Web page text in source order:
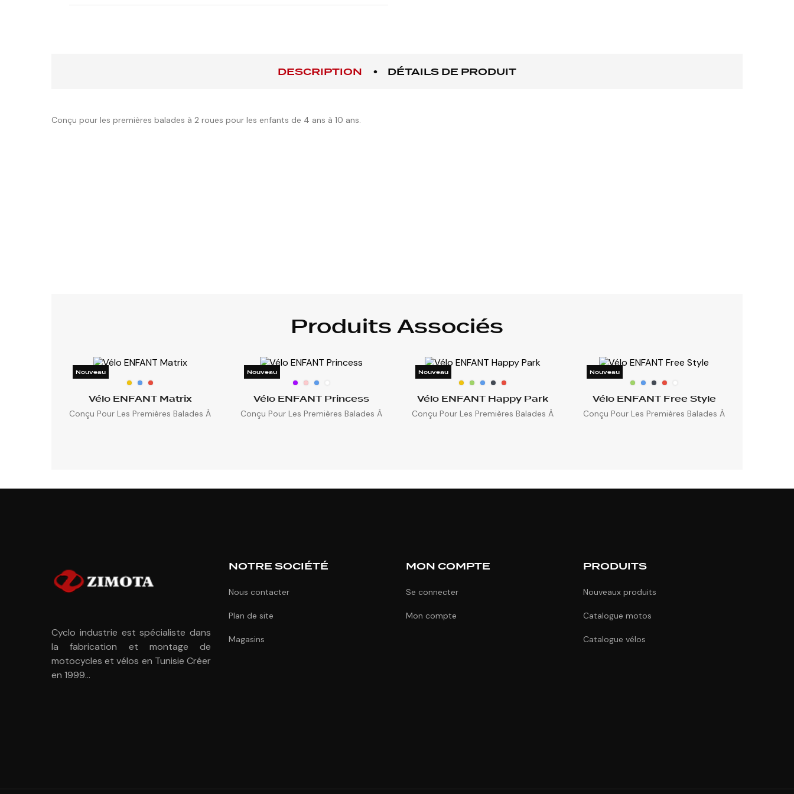
DESCRIPTION DÉTAILS DE PRODUIT
Conçu pour les premières balades à 2 roues pour les enfants de 4 ans à 10 ans.
Produits Associés
Nouveau
Vélo ENFANT Matrix
Conçu Pour Les Premières Balades À
Nouveau
Vélo ENFANT Princess
Conçu Pour Les Premières Balades À
Nouveau
Vélo ENFANT Happy Park
Conçu Pour Les Premières Balades À
Nouveau
Vélo ENFANT Free Style
Conçu Pour Les Premières Balades À
Cyclo industrie est spécialiste dans
la fabrication et montage de
motocycles et vélos en Tunisie Créer
en 1999...
NOTRE SOCIÉTÉ
Nous contacter
Plan de site
Magasins
MON COMPTE
Se connecter
Mon compte
PRODUITS
Nouveaux produits
Catalogue motos
Catalogue vélos